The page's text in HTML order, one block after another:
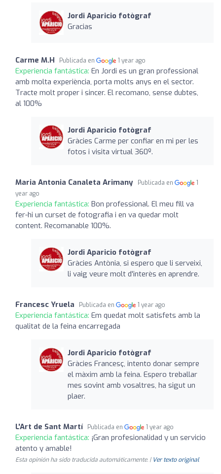
Jordi Aparicio fotògraf
Gracias
Carme M.H Publicada en 1 year ago
Experiencia fantástica: En Jordi es un gran professional
amb molta experiència, porta molts anys en el sector.
Tracte molt proper i sincer. El recomano, sense dubtes,
al 100%
Jordi Aparicio fotògraf
Gràcies Carme per confiar en mi per les
fotos i visita virtual 360º.
Maria Antonia Canaleta Arimany Publicada en
1
year ago
Experiencia fantástica: Bon professional. El meu fill va
fer-hi un curset de fotografia i en va quedar molt
content. Recomanable 100%.
Jordi Aparicio fotògraf
Gràcies Antònia, si espero que li serveixi,
li vaig veure molt d'interès en aprendre.
Francesc Yruela Publicada en 1 year ago
Experiencia fantástica: Em quedat molt satisfets amb la
qualitat de la feina encarregada
Jordi Aparicio fotògraf
Gràcies Francesç, intento donar sempre
el màxim amb la feina. Espero treballar
mes sovint amb vosaltres, ha sigut un
plaer.
L'Art de Sant Martí Publicada en 1 year ago
Experiencia fantástica: ¡Gran profesionalidad y un servicio
atento y amable!
Esta opinión ha sido traducida automáticamente. | Ver texto original